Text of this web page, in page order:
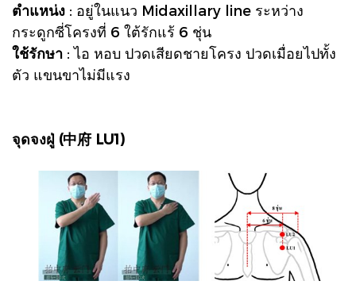
ตำแหน่ง : อยู่ในแนว Midaxillary line ระหว่าง
กระดูกซี่โครงที่ 6 ใต้รักแร้ 6 ชุ่น
ใช้รักษา : ไอ หอบ ปวดเสียดชายโครง ปวดเมื่อยไปทั้ง
ตัว แขนขาไม่มีแรง
จุดจงฝู่ (中府 LU1)